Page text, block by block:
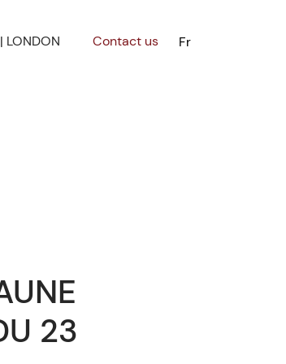
LONDON Contact us Fr
23